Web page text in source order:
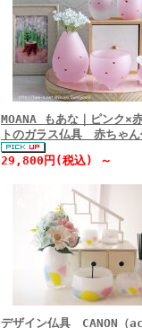
MOANA もあな｜ピンク×
トのガラス仏具 赤ちゃ
29,800円(税込) ～
デザイン仏具 CANON（